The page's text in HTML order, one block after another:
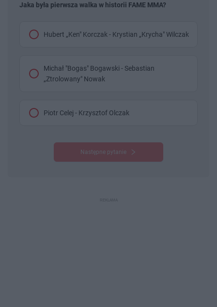
Jaka była pierwsza walka w historii FAME MMA?
Hubert „Ken" Korczak - Krystian „Krycha" Wilczak
Michał "Bogas" Bogawski - Sebastian
„Ztrolowany" Nowak
Piotr Celej - Krzysztof Olczak
Następne pytanie